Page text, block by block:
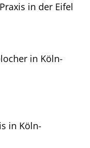
in der Eifel
in Köln-
in Köln-